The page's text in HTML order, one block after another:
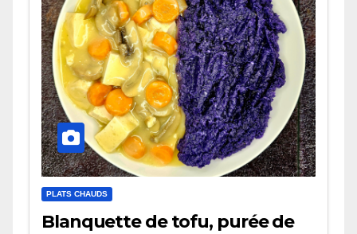
PLATS CHAUDS
Blanquette de tofu, purée de